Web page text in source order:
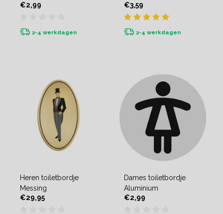
€2,99
2-4 werkdagen
man icoon
€3,59
2-4 werkdagen
Heren toiletbordje
Messing
€29,95
Dames toiletbordje
Aluminium
€2,99